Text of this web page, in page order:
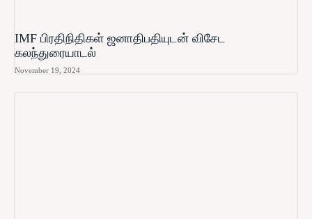
IMF பிரதிநிதிகள் ஜனாதிபதியுடன் விசேட
கலந்துரையாடல்
November 19, 2024